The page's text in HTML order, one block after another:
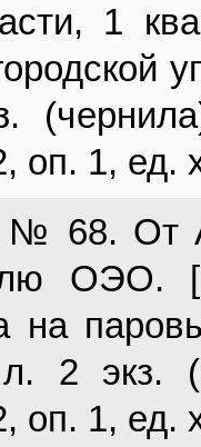
1
1, ед.
№ 68. От
ОЭО.
на
2 экз.
1, ед.